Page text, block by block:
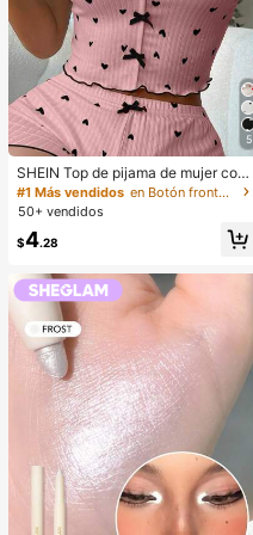
de maquillaje, Productos asequible
s, Regalos, Obsequios, Regalos par
a mujeres, Regalos de Navidad, Est
ético
5
SHEIN Top de pijama de mujer con
estampado de corazones y decora
ción de moño
#1 Más vendidos
en Botón frontal Ropa de dormir para mujer
50+ vendidos
$4.28